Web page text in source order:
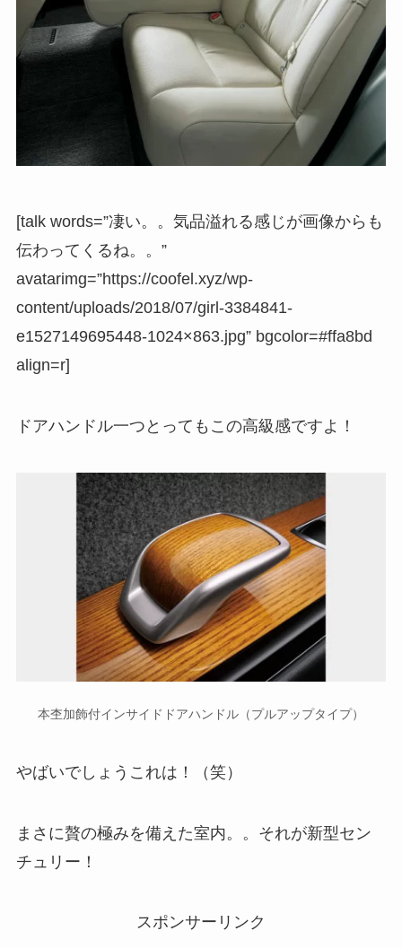
[talk words=”凄い。。気品溢れる感じが画像からも
伝わってくるね。。”
avatarimg=”https://coofel.xyz/wp-
content/uploads/2018/07/girl-3384841-
e1527149695448-1024×863.jpg” bgcolor=#ffa8bd
align=r]
ドアハンドル一つとってもこの高級感ですよ！
本杢加飾付インサイドドアハンドル（プルアップタイプ）
やばいでしょうこれは！（笑）
まさに贅の極みを備えた室内。。それが新型セン
チュリー！
スポンサーリンク